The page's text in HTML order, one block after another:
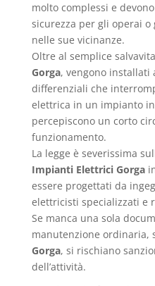
molto complessi e
sicurezza per gli operai
nelle sue vicinanze.
Oltre al semplice
Gorga, vengono
differenziali che
elettrica in un impianto
percepiscono un corto
funzionamento.
La legge è severissima
Impianti Elettrici Gorga
essere progettati da
elettricisti specializzati e
Se manca una sola
manutenzione ordinaria,
Gorga, si rischiano
dell’attività.